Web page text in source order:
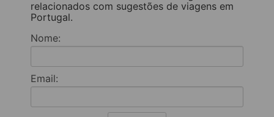
relacionados com sugestões de viagens em
Portugal.
Nome:
Email: